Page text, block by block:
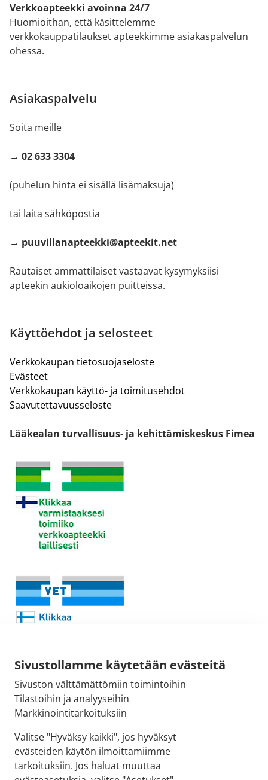
Sivustollamme käytetään evästeitä
Sivuston välttämättömiin toimintoihin
Tilastoihin ja analyyseihin
Markkinointitarkoituksiin
Valitse "Hyväksy kaikki", jos hyväksyt
evästeiden käytön ilmoittamiimme
tarkoituksiin. Jos haluat muuttaa
Verkkoapteekki avoinna 24/7
Huomioithan, että käsittelemme
verkkokauppatilaukset apteekkimme asiakaspalvelun
ohessa.
Asiakaspalvelu
Soita meille
→ 02 633 3304
(puhelun hinta ei sisällä lisämaksuja)
tai laita sähköpostia
→ puuvillanapteekki@apteekit.net
Rautaiset ammattilaiset vastaavat kysymyksiisi
apteekin aukioloaikojen puitteissa.
Käyttöehdot ja selosteet
Verkkokaupan tietosuojaseloste
Evästeet
Verkkokaupan käyttö- ja toimitusehdot
Saavutettavuusseloste
Lääkealan turvallisuus- ja kehittämiskeskus Fimea
Sähköpostiosoite:
kirjaamo@fimea.fi
Fimean vaihde:
029 522 3341